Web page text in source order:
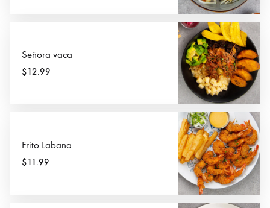
Señora vaca
$12.99
Frito Labana
$11.99